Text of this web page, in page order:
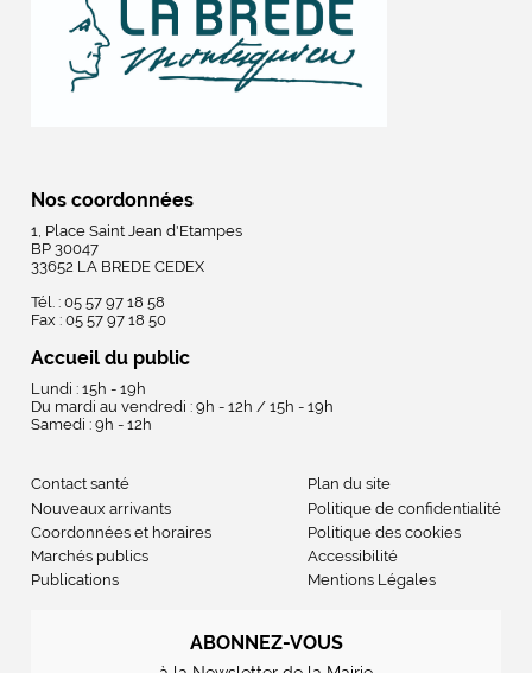
Nos coordonnées
1, Place Saint Jean d'Etampes
BP 30047
33652 LA BREDE CEDEX
Tél. : 05 57 97 18 58
Fax : 05 57 97 18 50
Accueil du public
Lundi : 15h - 19h
Du mardi au vendredi : 9h - 12h / 15h - 19h
Samedi : 9h - 12h
Contact santé
Nouveaux arrivants
Coordonnées et horaires
Marchés publics
Publications
Plan du site
Politique de confidentialité
Politique des cookies
Accessibilité
Mentions Légales
ABONNEZ-VOUS